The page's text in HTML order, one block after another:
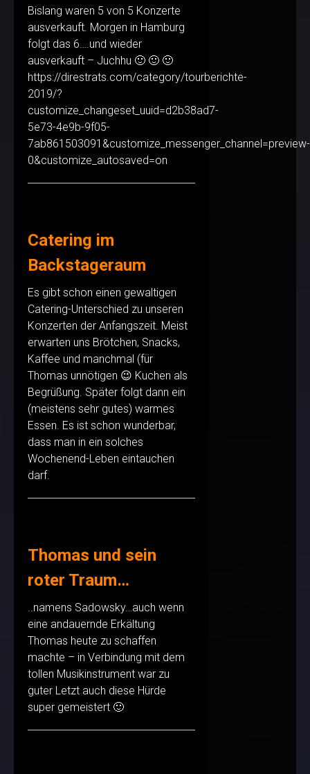
Bislang waren 5 von 5 Konzerte
ausverkauft. Morgen in Hamburg
folgt das 6….und wieder
ausverkauft – Juchhu 🙂 🙂 🙂
https://direstrats.com/category/tourberichte-
2019/?
customize_changeset_uuid=d2b38ad7-
5e73-4e9b-9f05-
7ab861503091&customize_messenger_channel=preview-
0&customize_autosaved=on
Catering im
Backstageraum
Es gibt schon einen gewaltigen
Catering-Unterschied zu unseren
Konzerten der Anfangszeit. Meist
erwarten uns Brötchen, Snacks,
Kaffee und manchmal (für
Thomas unnötigen 😉 Kuchen als
Begrüßung. Später folgt dann ein
(meistens sehr gutes) warmes
Essen. Es ist schon wunderbar,
dass man in ein solches
Wochenend-Leben eintauchen
darf.
Thomas und sein
roter Traum…
..namens Sadowsky…auch wenn
eine andauernde Erkältung
Thomas heute zu schaffen
machte – in Verbindung mit dem
tollen Musikinstrument war zu
guter Letzt auch diese Hürde
super gemeistert 🙂